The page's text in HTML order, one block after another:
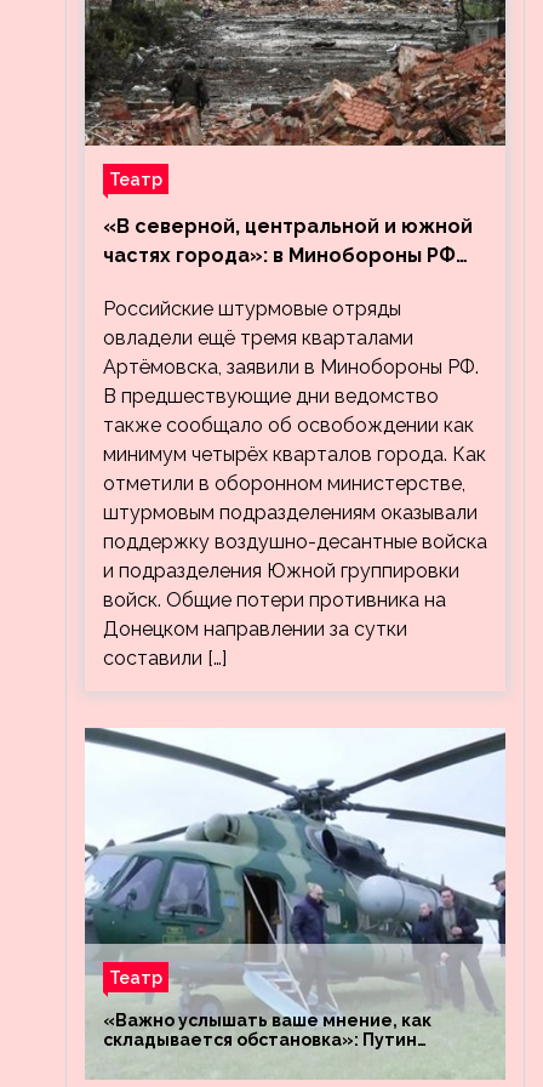
Театр
«В северной, центральной и южной
частях города»: в Минобороны РФ
кварталов Артёмовска
Российские штурмовые отряды
овладели ещё тремя кварталами
Артёмовска, заявили в Минобороны РФ.
В предшествующие дни ведомство
также сообщало об освобождении как
минимум четырёх кварталов города. Как
отметили в оборонном министерстве,
штурмовым подразделениям оказывали
поддержку воздушно-десантные войска
и подразделения Южной группировки
войск. Общие потери противника на
Донецком направлении за сутки
составили […]
Театр
«Важно услышать ваше мнение, как
складывается обстановка»: Путин
«Днепр» и «Восток»